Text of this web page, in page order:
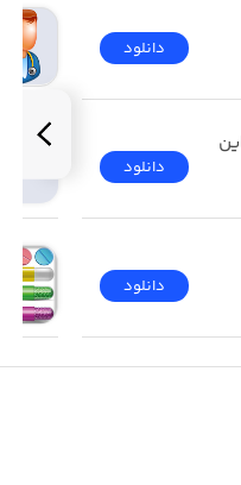
دانلود
دانلود
دانلود